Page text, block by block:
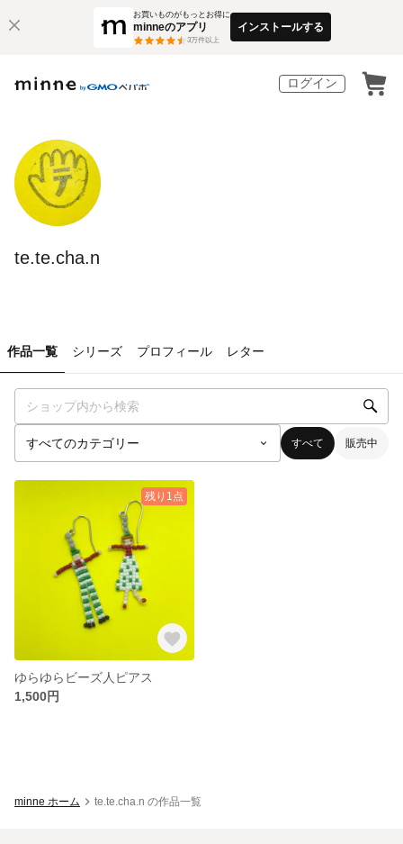
お買いものがもっとお得に
minneのアプリ
3万件以上
インストールする
ログイン
te.te.cha.n
作品一覧 シリーズ プロフィール レター
すべて 販売中
残り1点
ゆらゆらビーズ人ピアス
1,500円
minne ホーム te.te.cha.n の作品一覧